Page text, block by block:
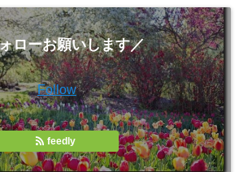
ローお願いします／
Follow
feedly